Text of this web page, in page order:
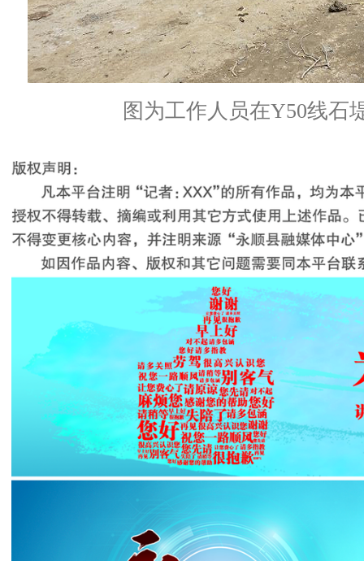
图为工作人员在Y50线石